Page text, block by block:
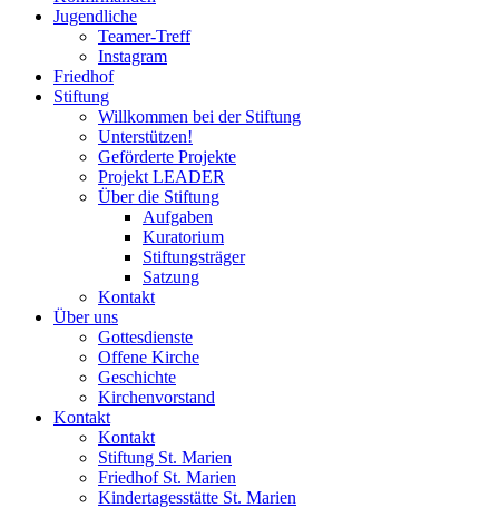
Jugendliche
Teamer-Treff
Instagram
Friedhof
Stiftung
Willkommen bei der Stiftung
Unterstützen!
Geförderte Projekte
Projekt LEADER
Über die Stiftung
Aufgaben
Kuratorium
Stiftungsträger
Satzung
Kontakt
Über uns
Gottesdienste
Offene Kirche
Geschichte
Kirchenvorstand
Kontakt
Kontakt
Stiftung St. Marien
Friedhof St. Marien
Kindertagesstätte St. Marien